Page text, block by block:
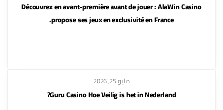
Découvrez en avant-première avant de jouer : AlaWin Casino
propose ses jeux en exclusivité en France.
مايو 25, 2026
Guru Casino Hoe Veilig is het in Nederland?